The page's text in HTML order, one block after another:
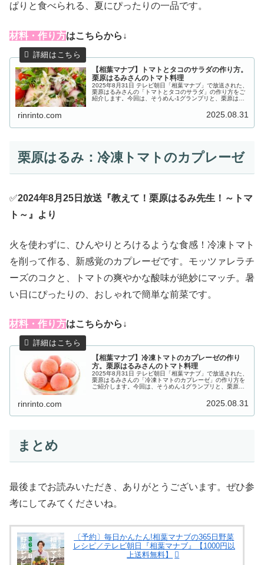
ぱりと食べられる、夏にぴったりの一品です。
材料・作り方はこちらから↓
【相葉マナブ】トマトとタコのサラダの作り方。
栗原はるみさんのトマト料理
2025年8月31日 テレビ朝日「相葉マナブ」で放送された、
栗原はるみさんの「トマトとタコのサラダ」の作り方をご
紹介します。今回は、そうめん-1グランプリと、栗原はる
rinrinto.com 2025.08.31
栗原はるみ：冷凍トマトのカプレーゼ
✅2024年8月25日放送『教えて！栗原はるみ先生！～トマ
ト～』より
火を使わずに、ひんやりとろけるような食感！冷凍トマト
を削って作る、新感覚のカプレーゼです。モッツァレラチ
ーズのコクと、トマトの爽やかな酸味が絶妙にマッチ。暑
い日にぴったりの、おしゃれで簡単な前菜です。
材料・作り方はこちらから↓
【相葉マナブ】冷凍トマトのカプレーゼの作り
方。栗原はるみさんのトマト料理
2025年8月31日 テレビ朝日「相葉マナブ」で放送された、
栗原はるみさんの「冷凍トマトのカプレーゼ」の作り方を
ご紹介します。今回は、そうめん-1グランプリと、栗原は
rinrinto.com 2025.08.31
まとめ
最後までお読みいただき、ありがとうございます。ぜひ参
考にしてみてくださいね。
〔予約〕毎日かんたん!相葉マナブの365日野菜
レシピ／テレビ朝日『相葉マナブ』【1000円以
上送料無料】